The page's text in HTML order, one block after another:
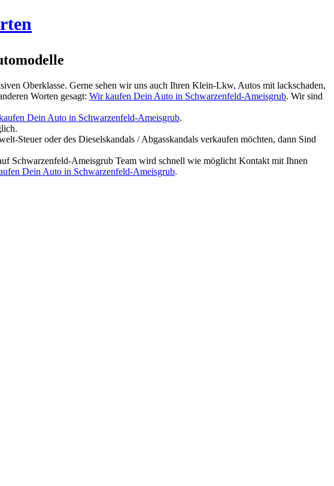
Oberklasse. Gerne sehen wir uns auch Ihren Klein-Lkw, Autos mit lackschaden,
Worten gesagt: Wir kaufen Dein Auto in Schwarzenfeld-Ameisgrub. Wir sind
Dein Auto in Schwarzenfeld-Ameisgrub.
Steuer oder des Dieselskandals / Abgasskandals verkaufen möchten, dann Sind
Schwarzenfeld-Ameisgrub Team wird schnell wie möglicht Kontakt mit Ihnen
Dein Auto in Schwarzenfeld-Ameisgrub.